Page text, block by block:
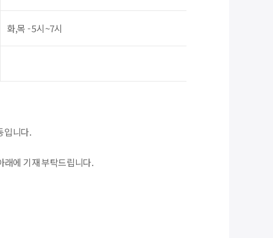
화,목 - 5시~7시
입니다.
래에 기재 부탁드립니다.